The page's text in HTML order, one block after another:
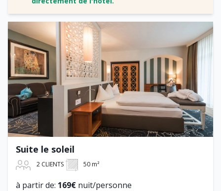
Suite le soleil
2 CLIENTS 50 m²
à partir de: 169€ nuit/personne